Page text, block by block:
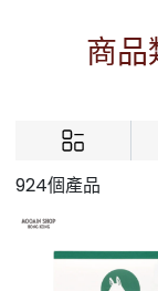
商
924個產品